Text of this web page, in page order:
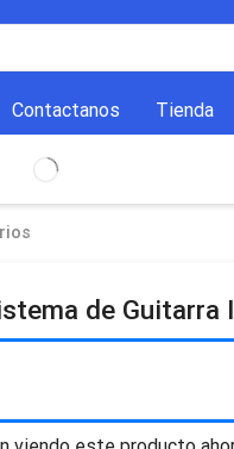
Contactanos Tienda
de Guitarra